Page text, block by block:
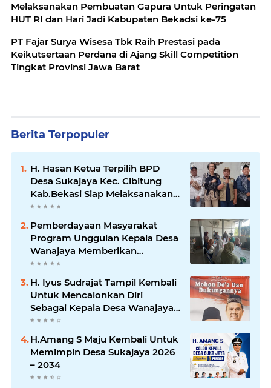
Melaksanakan Pembuatan Gapura Untuk Peringatan
HUT RI dan Hari Jadi Kabupaten Bekadsi ke-75
PT Fajar Surya Wisesa Tbk Raih Prestasi pada
Keikutsertaan Perdana di Ajang Skill Competition
Tingkat Provinsi Jawa Barat
Berita Terpopuler
H. Hasan Ketua Terpilih BPD
Desa Sukajaya Kec. Cibitung
Kab.Bekasi Siap Melaksanakan
Aspirasi Masyarakat
Pemberdayaan Masyarakat
Program Unggulan Kepala Desa
Wanajaya Memberikan
pelatihan Ketrampilan Untuk
Melanjutkan Kepemimpinannya
H. Iyus Sudrajat Tampil Kembali
Untuk Mencalonkan Diri
Sebagai Kepala Desa Wanajaya
Bergema dari Warga Ujung
Kampung Hingga Warga
Perumahan
H.Amang S Maju Kembali Untuk
Memimpin Desa Sukajaya 2026
– 2034